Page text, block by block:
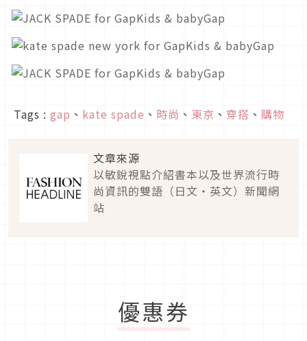
Tags : gap 、 kate spade 、 時尚 、 東京 、 穿搭 、 購物
文章來源
以敏銳視點介紹書本以及世界流行時
尚資訊的雙語（日文・英文）新聞網
站
優惠券